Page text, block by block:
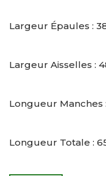
Largeur Épaules :
Largeur Aisselles :
Longueur Manches
Longueur Totale :